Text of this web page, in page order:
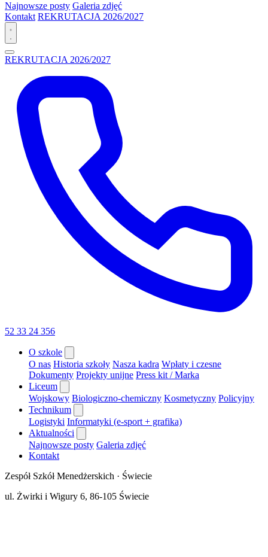
Najnowsze posty Galeria zdjęć
Kontakt REKRUTACJA 2026/2027
REKRUTACJA 2026/2027
52 33 24 356
O szkole
O nas Historia szkoły Nasza kadra Wpłaty i czesne
Dokumenty Projekty unijne Press kit / Marka
Liceum
Wojskowy Biologiczno-chemiczny Kosmetyczny Policyjny
Technikum
Logistyki Informatyki (e-sport + grafika)
Aktualności
Najnowsze posty Galeria zdjęć
Kontakt
Zespół Szkół Menedżerskich · Świecie
ul. Żwirki i Wigury 6, 86-105 Świecie